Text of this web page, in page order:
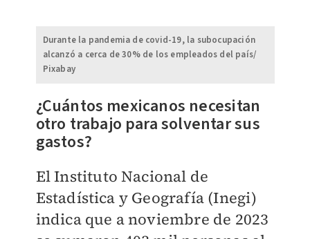
Durante la pandemia de covid-19, la subocupación
alcanzó a cerca de 30% de los empleados del país/
Pixabay
¿Cuántos mexicanos necesitan
otro trabajo para solventar sus
gastos?
El Instituto Nacional de
Estadística y Geografía (Inegi)
indica que a noviembre de 2023